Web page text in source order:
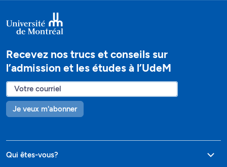
Recevez nos trucs et conseils sur
l’admission et les études à l’UdeM
Je veux m'abonner
Qui êtes-vous?